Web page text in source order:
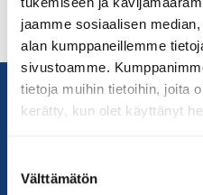
jaamme sosiaalisen
alan kumppaneillemme
sivustoamme.
tietoja muihin tietoihin, joita
kerätty, kun olet käyttänyt
valinta
Välttämätön
lastaan ovat paenneet
tehtävä […]
Yhteystiedot
Suomen